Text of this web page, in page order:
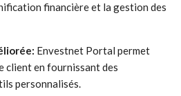
financière et la gestion des
Envestnet Portal permet
client en fournissant des
personnalisés.